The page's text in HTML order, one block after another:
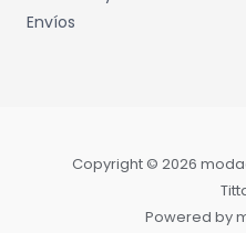
Envíos
Copyright © 2026
Powered by